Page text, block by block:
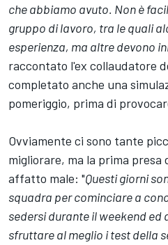
che abbiamo avuto. Non è
gruppo di lavoro, tra le quali
esperienza, ma altre devono
raccontato l'ex collaudatore
completato anche una
pomeriggio, prima di
Ovviamente ci sono tante
migliorare, ma la prima
affatto male: "Questi giorni
squadra per cominciare a
sedersi durante il weekend
sfruttare al meglio i test della